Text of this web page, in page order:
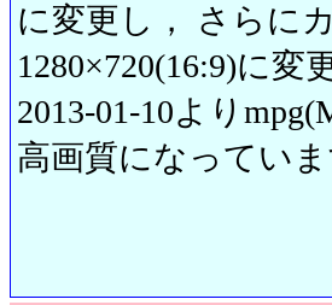
に変更し， さらに
1280×720(16:9)に
2013-01-10より
高画質になっていま